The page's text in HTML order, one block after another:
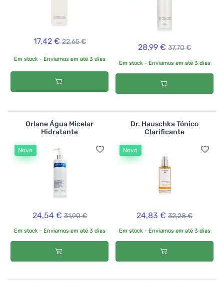
17,42 € 22,65 €
Em stock - Enviamos em até 3 dias
28,99 € 37,70 €
Em stock - Enviamos em até 3 dias
Orlane Água Micelar
Hidratante
Novo
24,54 € 31,90 €
Em stock - Enviamos em até 3 dias
Dr. Hauschka Tónico
Clarificante
Novo
24,83 € 32,28 €
Em stock - Enviamos em até 3 dias